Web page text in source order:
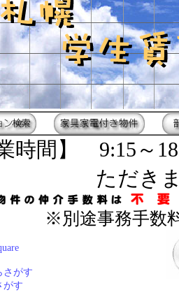
業時間】 9:15～
ただき
※別途事務手数
さがす
がす